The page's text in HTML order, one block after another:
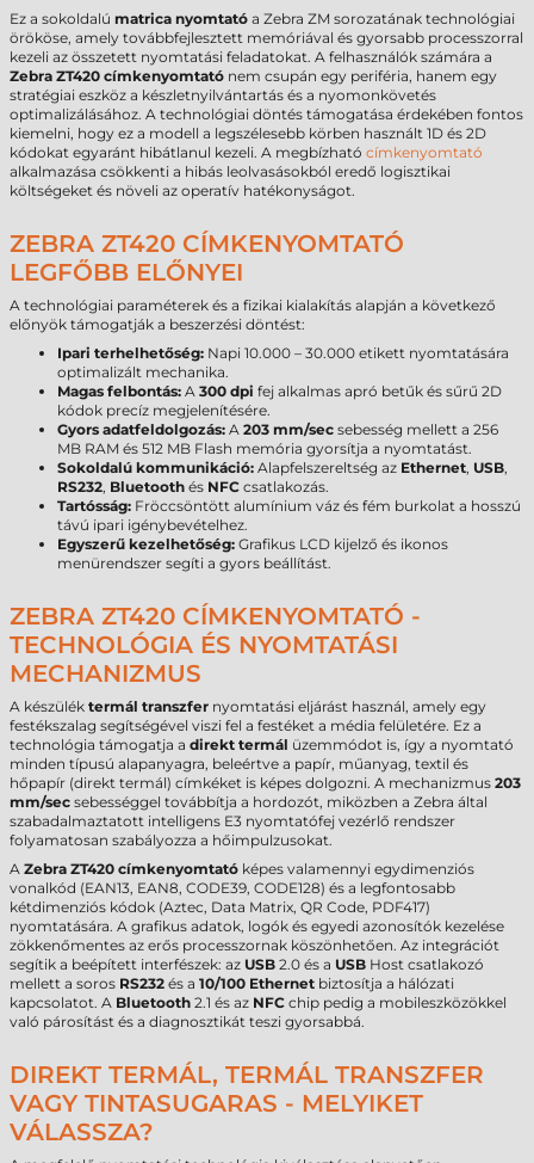
Ez a sokoldalú matrica nyomtató a Zebra ZM sorozatának technológiai
örököse, amely továbbfejlesztett memóriával és gyorsabb processzorral
kezeli az összetett nyomtatási feladatokat. A felhasználók számára a
Zebra ZT420 címkenyomtató nem csupán egy periféria, hanem egy
stratégiai eszköz a készletnyilvántartás és a nyomonkövetés
optimalizálásához. A technológiai döntés támogatása érdekében fontos
kiemelni, hogy ez a modell a legszélesebb körben használt 1D és 2D
kódokat egyaránt hibátlanul kezeli. A megbízható címkenyomtató
alkalmazása csökkenti a hibás leolvasásokból eredő logisztikai
költségeket és növeli az operatív hatékonyságot.
ZEBRA ZT420 CÍMKENYOMTATÓ
LEGFŐBB ELŐNYEI
A technológiai paraméterek és a fizikai kialakítás alapján a következő
előnyök támogatják a beszerzési döntést:
Ipari terhelhetőség: Napi 10.000 – 30.000 etikett nyomtatására
optimalizált mechanika.
Magas felbontás: A 300 dpi fej alkalmas apró betűk és sűrű 2D
kódok precíz megjelenítésére.
Gyors adatfeldolgozás: A 203 mm/sec sebesség mellett a 256
MB RAM és 512 MB Flash memória gyorsítja a nyomtatást.
Sokoldalú kommunikáció: Alapfelszereltség az Ethernet, USB,
RS232, Bluetooth és NFC csatlakozás.
Tartósság: Fröccsöntött alumínium váz és fém burkolat a hosszú
távú ipari igénybevételhez.
Egyszerű kezelhetőség: Grafikus LCD kijelző és ikonos
menürendszer segíti a gyors beállítást.
ZEBRA ZT420 CÍMKENYOMTATÓ -
TECHNOLÓGIA ÉS NYOMTATÁSI
MECHANIZMUS
A készülék termál transzfer nyomtatási eljárást használ, amely egy
festékszalag segítségével viszi fel a festéket a média felületére. Ez a
technológia támogatja a direkt termál üzemmódot is, így a nyomtató
minden típusú alapanyagra, beleértve a papír, műanyag, textil és
hőpapír (direkt termál) címkéket is képes dolgozni. A mechanizmus 203
mm/sec sebességgel továbbítja a hordozót, miközben a Zebra által
szabadalmaztatott intelligens E3 nyomtatófej vezérlő rendszer
folyamatosan szabályozza a hőimpulzusokat.
A Zebra ZT420 címkenyomtató képes valamennyi egydimenziós
vonalkód (EAN13, EAN8, CODE39, CODE128) és a legfontosabb
kétdimenziós kódok (Aztec, Data Matrix, QR Code, PDF417)
nyomtatására. A grafikus adatok, logók és egyedi azonosítók kezelése
zökkenőmentes az erős processzornak köszönhetően. Az integrációt
segítik a beépített interfészek: az USB 2.0 és a USB Host csatlakozó
mellett a soros RS232 és a 10/100 Ethernet biztosítja a hálózati
kapcsolatot. A Bluetooth 2.1 és az NFC chip pedig a mobileszközökkel
való párosítást és a diagnosztikát teszi gyorsabbá.
DIREKT TERMÁL, TERMÁL TRANSZFER
VAGY TINTASUGARAS - MELYIKET
VÁLASSZA?